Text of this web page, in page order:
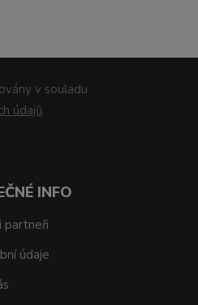
v souladu
údajů.
INFO
partneři
údaje